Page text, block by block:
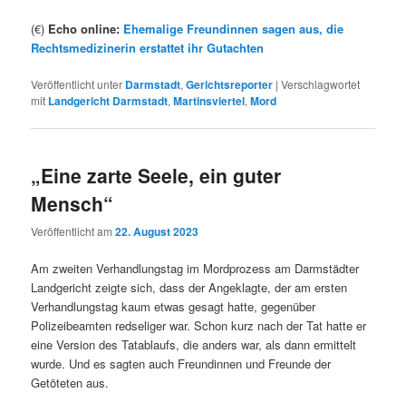
(€) Echo online: Ehemalige Freundinnen sagen aus, die
Rechtsmedizinerin erstattet ihr Gutachten
Veröffentlicht unter Darmstadt,Gerichtsreporter |Verschlagwortet
mit Landgericht Darmstadt,Martinsviertel,Mord
„Eine zarte Seele, ein guter
Mensch“
Veröffentlicht am22. August 2023
Am zweiten Verhandlungstag im Mordprozess am Darmstädter
Landgericht zeigte sich, dass der Angeklagte, der am ersten
Verhandlungstag kaum etwas gesagt hatte, gegenüber
Polizeibeamten redseliger war. Schon kurz nach der Tat hatte er
eine Version des Tatablaufs, die anders war, als dann ermittelt
wurde. Und es sagten auch Freundinnen und Freunde der
Getöteten aus.